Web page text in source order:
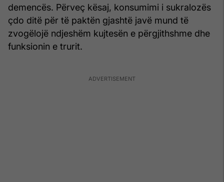
demencës. Përveç kësaj, konsumimi i sukralozës
çdo ditë për të paktën gjashtë javë mund të
zvogëlojë ndjeshëm kujtesën e përgjithshme dhe
funksionin e trurit.